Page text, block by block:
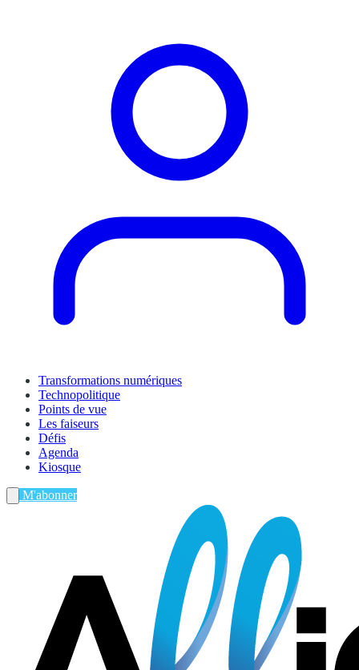
Transformations numériques
Technopolitique
Points de vue
Les faiseurs
Défis
Agenda
Kiosque
M'abonner